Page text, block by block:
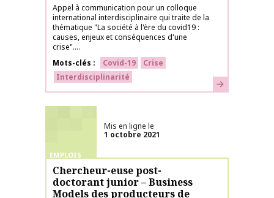
Appel à communication pour un colloque
international interdisciplinaire qui traite de la
thématique "La société à l'ère du covid19 :
causes, enjeux et conséquences d'une
crise"....
Mots-clés
Covid-19
Crise
Interdisciplinarité
En savoir plus
EMPLOIS
Mis en ligne le
1 octobre 2021
Chercheur-euse post-
doctorant junior – Business
Models des producteurs de